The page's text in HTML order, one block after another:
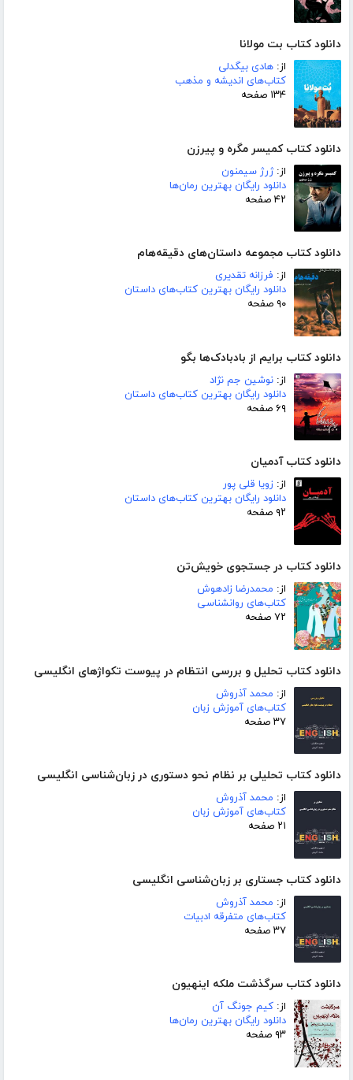
دانلود کتاب بت مولانا
از: هادی بیگدلی
کتاب‌های اندیشه و مذهب
۱۳۴ صفحه
دانلود کتاب کمیسر مگره و پیرزن
از:ژرژ سیمنون
دانلود رایگان بهترین رمان‌ها
۴۲ صفحه
دانلود کتاب مجموعه داستان‌های دقیقه‌هام
از: فرزانه تقدیری
دانلود رایگان بهترین کتاب‌های داستان
۹۰ صفحه
دانلود کتاب برایم از بادبادک‌ها بگو
از: نوشین جم نژاد
دانلود رایگان بهترین کتاب‌های داستان
۶۹ صفحه
دانلود کتاب آدمیان
از: زویا قلی پور
دانلود رایگان بهترین کتاب‌های داستان
۹۲ صفحه
دانلود کتاب در جستجوی خویش‌تن
از: محمدرضا زادهوش
کتاب‌های روانشناسی
۷۲ صفحه
دانلود کتاب تحلیل و بررسی انتظام در پیوست تکواژهای انگلیسی
از: محمد آذروش
کتاب‌های آموزش زبان
۳۷ صفحه
دانلود کتاب تحلیلی بر نظام نحو دستوری در زبان‌شناسی انگلیسی
از: محمد آذروش
کتاب‌های آموزش زبان
۲۱ صفحه
دانلود کتاب جستاری بر زبان‌شناسی انگلیسی
از: محمد آذروش
کتاب‌های متفرقه ادبیات
۳۷ صفحه
دانلود کتاب سرگذشت ملکه اینهیون
از: کیم جونگ آن
دانلود رایگان بهترین رمان‌ها
۹۳ صفحه